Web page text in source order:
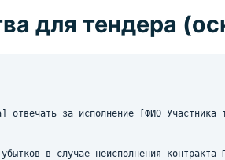
для тендера
отвечать за исполнение [ФИО
в случае неисполнения контракта